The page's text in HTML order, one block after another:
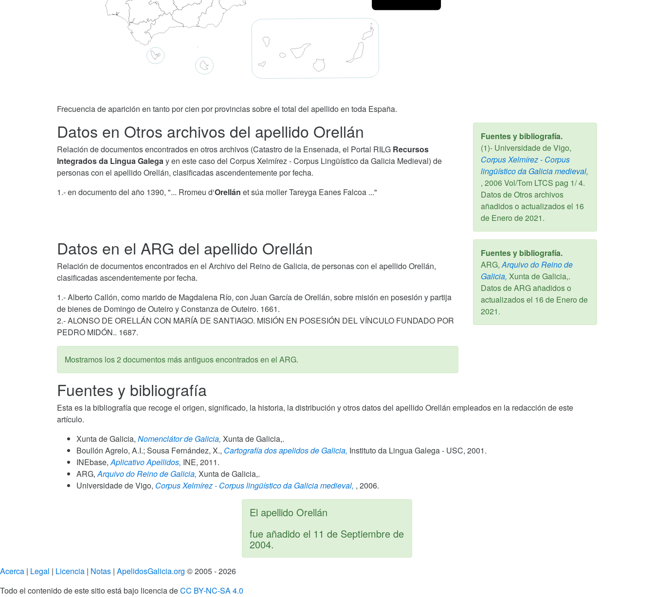
Frecuencia de aparición en tanto por cien por provincias sobre el total del apellido en toda España.
Datos en Otros archivos del apellido Orellán
Relación de documentos encontrados en otros archivos (Catastro de la Ensenada, el Portal RILG Recursos
Integrados da Lingua Galegay en este caso del Corpus Xelmírez - Corpus Lingüístico da Galicia Medieval) de
personas con el apellido Orellán, clasificadas ascendentemente por fecha.
1.- en documento del año 1390, "... Rromeu d‘Orellán et súa moller Tareyga Eanes Falcoa ..."
Fuentes y bibliografía.
(1)- Universidade de Vigo,
Corpus Xelmírez - Corpus
lingüístico da Galicia medieval,
, 2006Vol/Tom LTCS pag 1/ 4.
Datos de Otros archivos
añadidos o actualizados el 16
de Enero de 2021.
Datos en el ARG del apellido Orellán
Relación de documentos encontrados en el Archivo del Reino de Galicia, de personas con el apellido Orellán,
clasificadas ascendentemente por fecha.
1.- Alberto Callón, como marido de Magdalena Río, con Juan García de Orellán, sobre misión en posesión y partija
de bienes de Domingo de Outeiro y Constanza de Outeiro. 1661.
2.- ALONSO DE ORELLÁN CON MARÍA DE SANTIAGO. MISIÓN EN POSESIÓN DEL VÍNCULO FUNDADO POR
PEDRO MIDÓN.. 1687.
Mostramos los 2 documentos más antiguos encontrados en el ARG.
Fuentes y bibliografía.
ARG,Arquivo do Reino de
Galicia, Xunta de Galicia,.
Datos de ARG añadidos o
actualizados el 16 de Enero de
2021.
Fuentes y bibliografía
Esta es la bibliografía que recoge el origen, significado, la historia, la distribución y otros datos del apellido Orellán empleados en la redacción de este
artículo.
Xunta de Galicia, Nomenclátor de Galicia, Xunta de Galicia,.
Boullón Agrelo, A.I.; Sousa Fernández, X., Cartografía dos apelidos de Galicia, Instituto da Lingua Galega - USC, 2001.
INEbase,Aplicativo Apellidos, INE, 2011.
ARG,Arquivo do Reino de Galicia, Xunta de Galicia,.
Universidade de Vigo, Corpus Xelmírez - Corpus lingüístico da Galicia medieval, , 2006.
El apellido Orellán
fue añadido el 11 de Septiembre de
2004.
Acerca | Legal | Licencia | Notas | ApelidosGalicia.org © 2005 - 2026
Todo el contenido de este sitio está bajo licencia deCC BY-NC-SA 4.0